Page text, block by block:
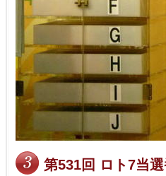
第531回 ロト7当